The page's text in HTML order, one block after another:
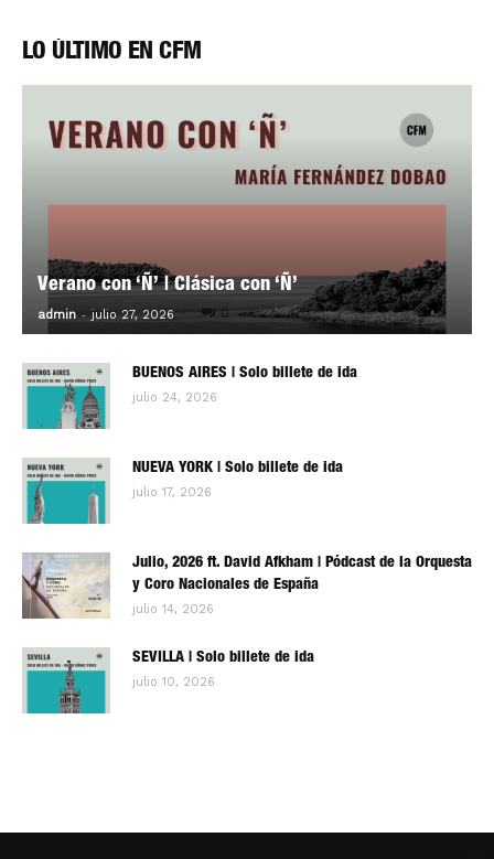
LO ÚLTIMO EN CFM
Verano con ‘Ñ’ | Clásica con ‘Ñ’
admin - julio 27, 2026 0
BUENOS AIRES | Solo billete de ida
julio 24, 2026
NUEVA YORK | Solo billete de ida
julio 17, 2026
Julio, 2026 ft. David Afkham | Pódcast de la Orquesta
y Coro Nacionales de España
julio 14, 2026
SEVILLA | Solo billete de ida
julio 10, 2026